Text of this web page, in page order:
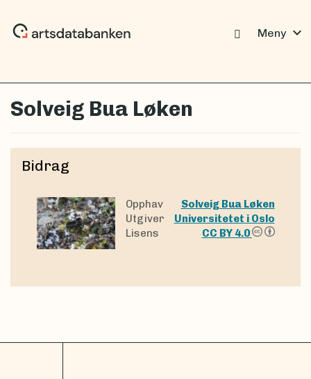
Meny expand_more
Solveig Bua Løken
Bidrag
Opphav
Solveig Bua Løken
Utgiver
Universitetet i Oslo
Lisens
CC BY 4.0